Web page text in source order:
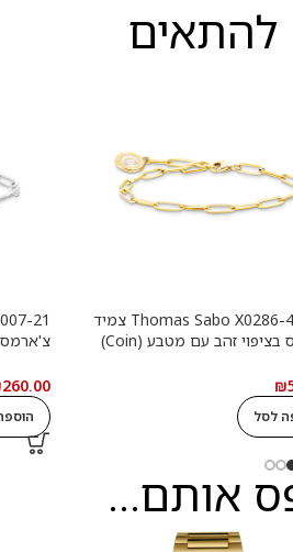
להתאים
Thomas Sabo X0286-427-39 צמיד
צ'ארמס בציפוי זהב עם מטבע (Coin)
₪
לסל
260.00
אותם...